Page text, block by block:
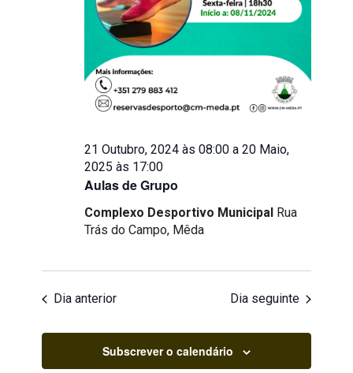
Aulas de Grupo
21 Outubro, 2024 às 08:00 a20 Maio,
2025 às 17:00
Complexo Desportivo Municipal Rua
Trás do Campo, Mêda
Dia anterior Dia seguinte
Subscrever o calendário